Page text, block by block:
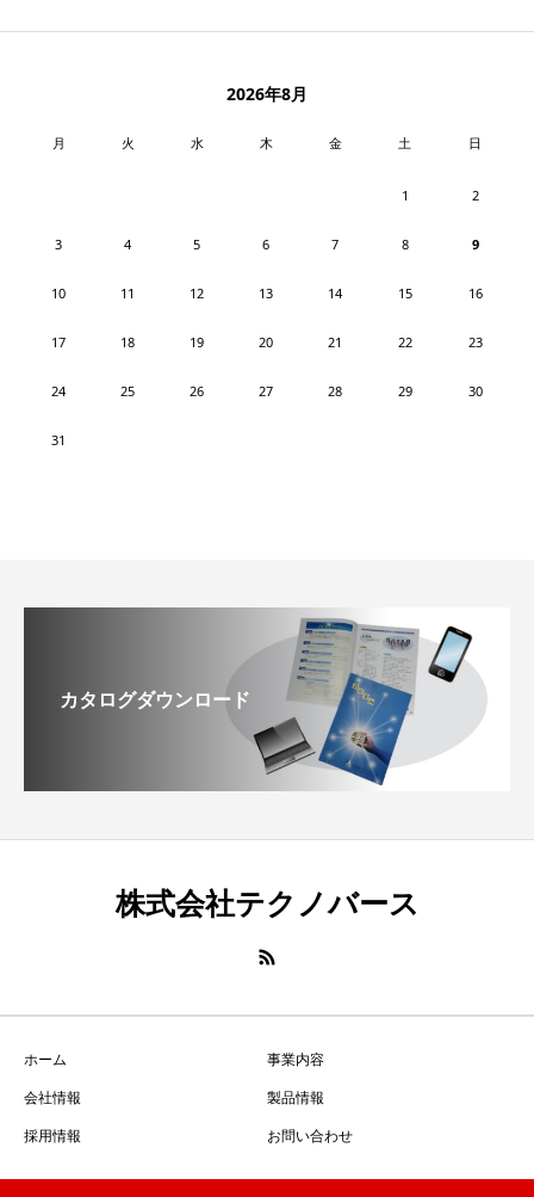
2026年8月
月 火 水 木 金 土 日
1 2
3 4 5 6 7 8 9
10 11 12 13 14 15 16
17 18 19 20 21 22 23
24 25 26 27 28 29 30
31
カタログダウンロード
株式会社テクノバース
ホーム
事業内容
会社情報
製品情報
採用情報
お問い合わせ